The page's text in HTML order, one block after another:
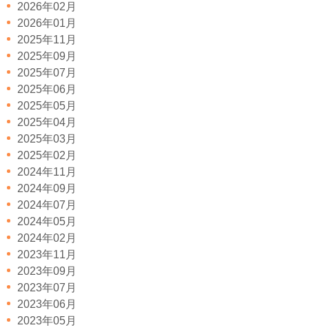
2026年02月
2026年01月
2025年11月
2025年09月
2025年07月
2025年06月
2025年05月
2025年04月
2025年03月
2025年02月
2024年11月
2024年09月
2024年07月
2024年05月
2024年02月
2023年11月
2023年09月
2023年07月
2023年06月
2023年05月